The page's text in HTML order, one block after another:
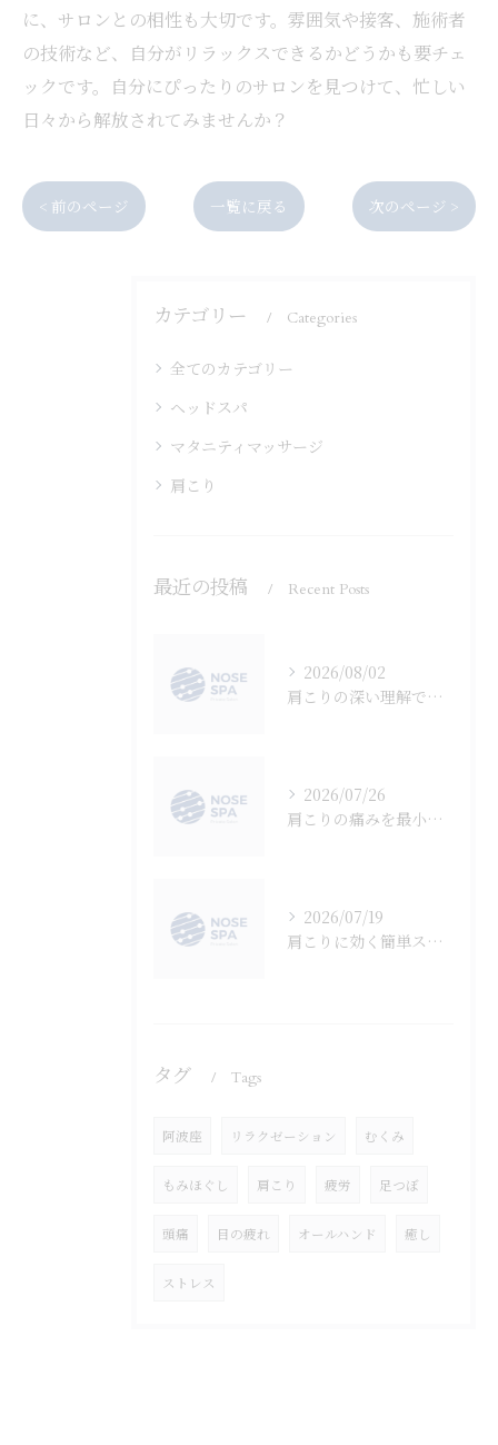
に、サロンとの相性も大切です。雰囲気や接客、施術者
の技術など、自分がリラックスできるかどうかも要チェ
ックです。自分にぴったりのサロンを見つけて、忙しい
日々から解放されてみませんか？
< 前のページ 一覧に戻る 次のページ >
カテゴリー Categories
全てのカテゴリー
ヘッドスパ
マタニティマッサージ
肩こり
最近の投稿 Recent Posts
2026/08/02
肩こりの深い理解で原因とゴリゴリの正体を見極め安全な対策を選ぶ方法
2026/07/26
肩こりの痛みを最小限にする大阪府大阪市西区南河内郡河南町でできる根本改善法
2026/07/19
肩こりに効く簡単ストレッチで即実感できるリラックス習慣入門
タグ Tags
阿波座 リラクゼーション むくみ
もみほぐし 肩こり 疲労 足つぼ
頭痛 目の疲れ オールハンド 癒し
ストレス